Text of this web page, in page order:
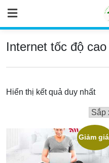
content
Internet tốc độ
Hiển thị kết quả duy nhất
Giảm